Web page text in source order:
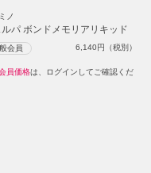
ノ
ルパ ボンドメモリアリキッド
会員 6,140円（税別）
員価格は、ログインしてご確認くだ